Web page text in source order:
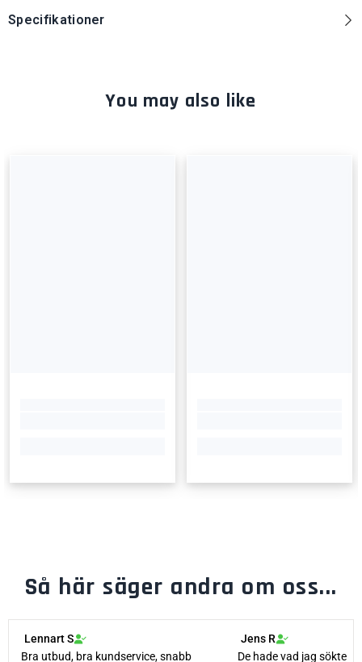
Specifikationer
You may also like
Så här säger andra om oss...